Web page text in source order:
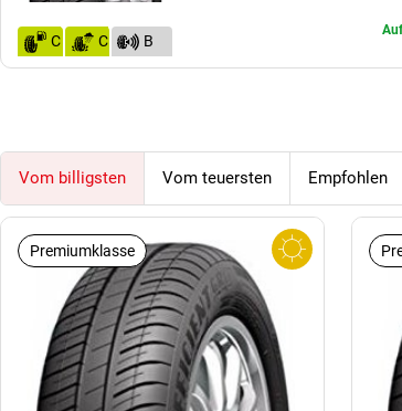
C C
B
(70)
Vom billigsten Vom teuersten Empfohlen
Premiumklasse